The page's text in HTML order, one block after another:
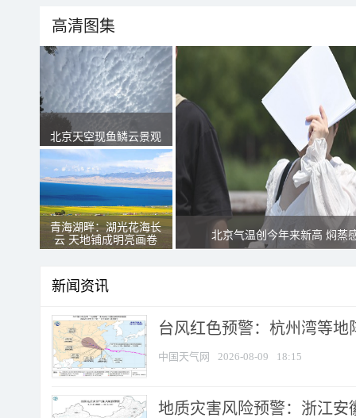
高清图集
北京天空现鱼鳞云景观
青海湖畔：湖光花海长
云 天地铺成明亮画卷
北京气温创今年来新高 焖蒸
新闻资讯
台风红色预警：杭州湾等地
中国天气网 2026-08-09 18:15
地质灾害风险预警：浙江安